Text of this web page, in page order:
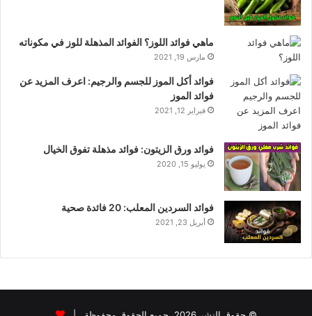
ماهي فوائد اللوز؟ الفوائد المذهلة للوز في مكوناته
مارس 19, 2021
فوائد أكل الموز للجسم والرجيم: اعرف المزيد عن
فوائد الموز
فبراير 12, 2021
فوائد ورق الزيتون: فوائد مذهلة تفوق الخيال
يوليو 15, 2020
فوائد السردين المعلب: 20 فائدة صحية
أبريل 23, 2021